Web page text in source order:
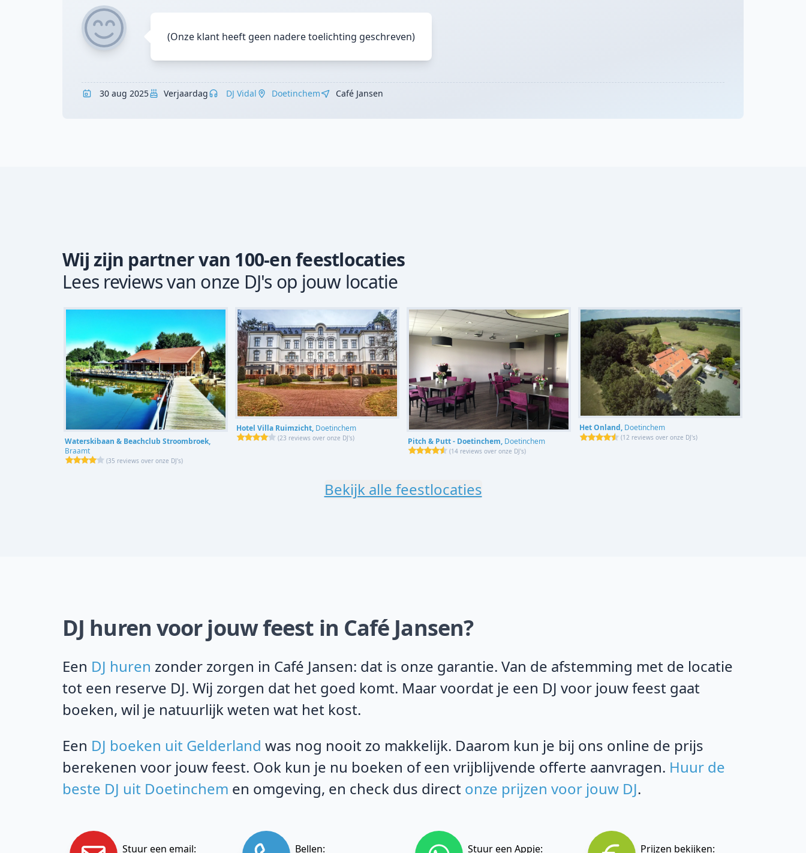
(Onze klant heeft geen nadere toelichting geschreven)
30 aug 2025 Verjaardag DJ Vidal Doetinchem Café Jansen
Wij zijn partner van 100-en feestlocaties
Lees reviews van onze DJ's op jouw locatie
Waterskibaan & Beachclub Stroombroek,
Braamt
(35 reviews over onze DJ's)
Hotel Villa Ruimzicht, Doetinchem
(23 reviews over onze DJ's) Pitch & Putt - Doetinchem, Doetinchem
(14 reviews over onze DJ's)
Het Onland, Doetinchem
(12 reviews over onze DJ's)
Bekijk alle feestlocaties
DJ huren voor jouw feest in Café Jansen?
Een DJ huren zonder zorgen in Café Jansen: dat is onze garantie. Van de afstemming met de locatie
tot een reserve DJ. Wij zorgen dat het goed komt. Maar voordat je een DJ voor jouw feest gaat
boeken, wil je natuurlijk weten wat het kost.
Een DJ boeken uit Gelderland was nog nooit zo makkelijk. Daarom kun je bij ons online de prijs
berekenen voor jouw feest. Ook kun je nu boeken of een vrijblijvende offerte aanvragen. Huur de
beste DJ uit Doetinchem en omgeving, en check dus direct onze prijzen voor jouw DJ.
Stuur een email: Bellen: Stuur een Appje: Prijzen bekijken: